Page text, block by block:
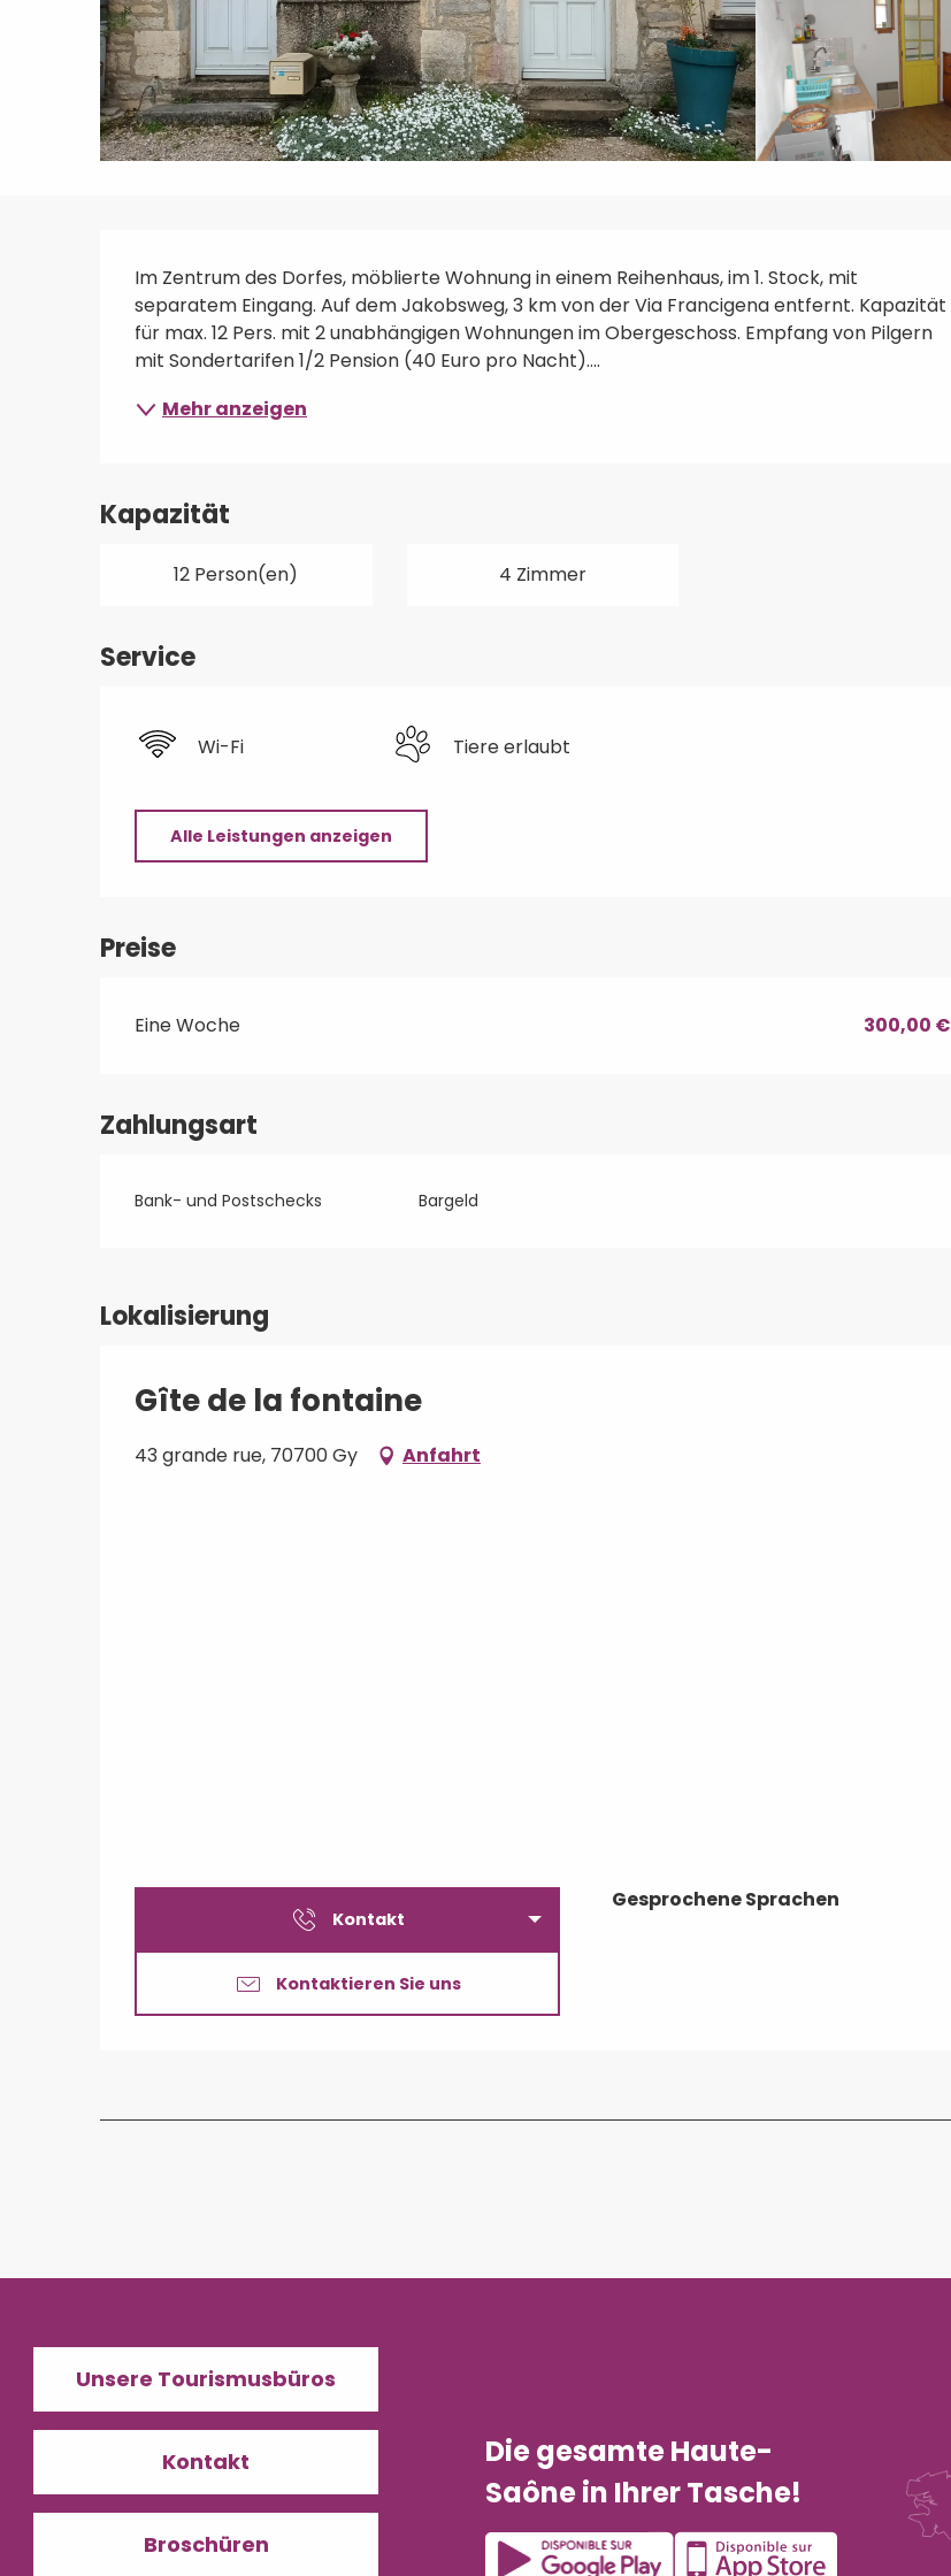
Beschreibung
Im Zentrum des Dorfes, möblierte Wohnung in einem Reihenhaus, im 1. Stock, mit
separatem Eingang. Auf dem Jakobsweg, 3 km von der Via Francigena entfernt. Kapazität
für max. 12 Pers. mit 2 unabhängigen Wohnungen im Obergeschoss. Empfang von Pilgern
mit Sondertarifen 1/2 Pension (40 Euro pro Nacht)....
Mehr anzeigen
Kapazität
12 Person(en) 4 Zimmer
Service
Wi-Fi Tiere erlaubt
Alle Leistungen anzeigen
Preise
Eine Woche 300,00 €
Zahlungsart
Bank- und Postschecks Bargeld
Lokalisierung
Gîte de la fontaine
43 grande rue, 70700 Gy Anfahrt
Kontakt
Kontaktieren Sie uns
Gesprochene Sprachen
Gesprochene Sprachen
Unsere Tourismusbüros
Kontakt
Broschüren
Die gesamte Haute-
Saône in Ihrer Tasche!